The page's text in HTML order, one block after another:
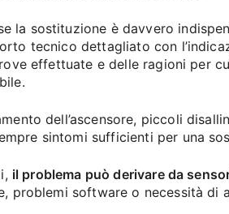
la sostituzione è davvero
tecnico dettagliato con
effettuate e delle ragioni per
dell’ascensore, piccoli
sintomi sufficienti per una
il problema può derivare da
problemi software o necessità di